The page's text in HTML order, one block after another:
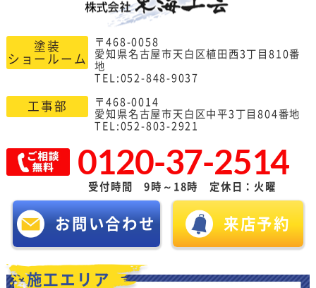
塗装
ショールーム
〒468-0058
愛知県名古屋市天白区植田西3丁目810番
地
TEL:052-848-9037
工事部
〒468-0014
愛知県名古屋市天白区中平3丁目804番地
TEL:052-803-2921
0120-37-2514
受付時間 9時～18時 定休日：火曜
お問い合わせ 来店予約
施工エリア